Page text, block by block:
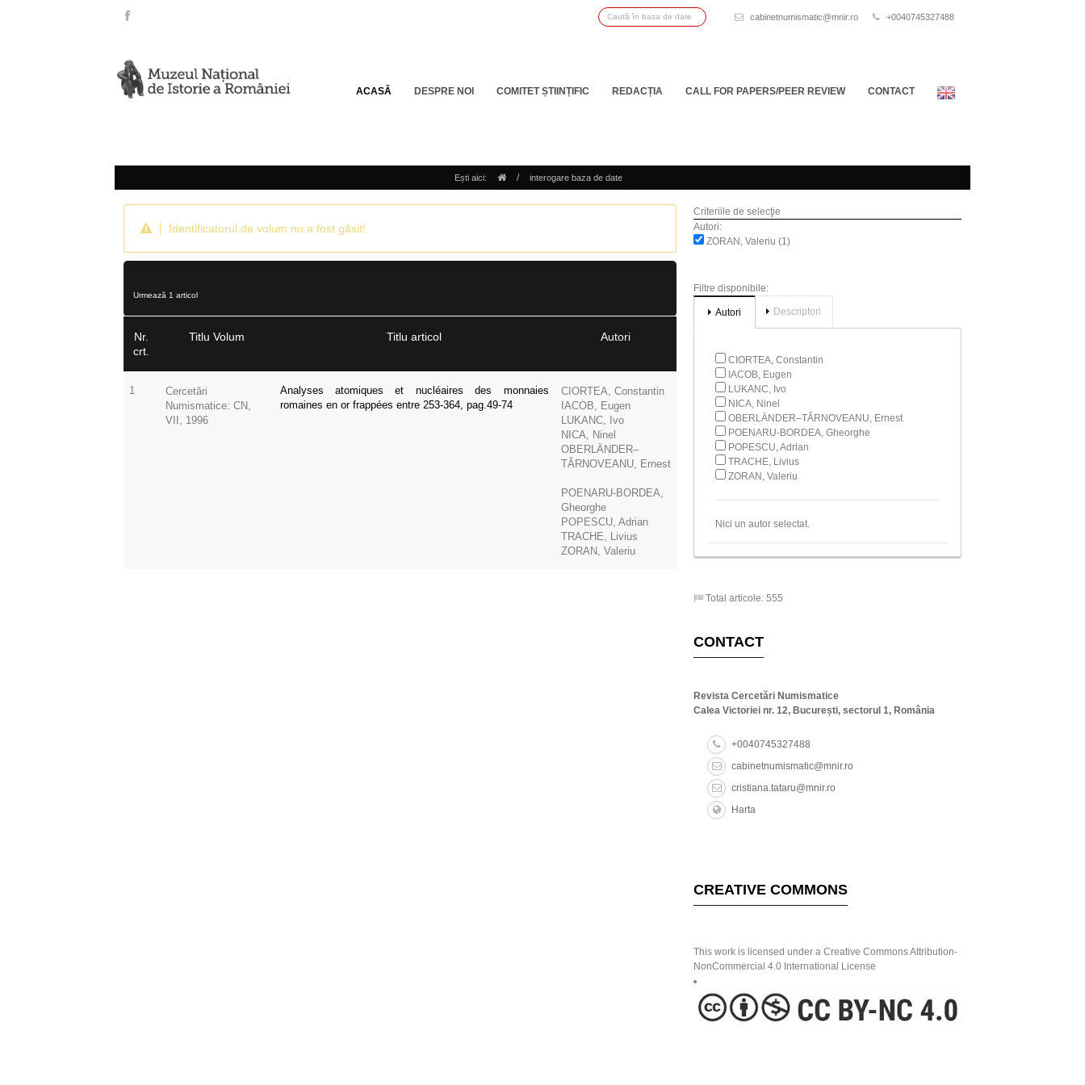
cabinetnumismatic@mnir.ro +0040745327488
ACASĂ DESPRE NOI COMITET ȘTIINȚIFIC REDACȚIA CALL FOR PAPERS/PEER REVIEW CONTACT
Ești aici: / interogare baza de date
Identificatorul de volum nu a fost găsit!
Urmează 1 articol
Nr.
crt.
Titlu Volum Titlu articol Autori
1
Cercetări
Numismatice: CN,
VII, 1996
Analyses atomiques et nucléaires des monnaies
romaines en or frappées entre 253-364, pag.49-74
CIORTEA, Constantin
IACOB, Eugen
LUKANC, Ivo
NICA, Ninel
OBERLÄNDER–
TÂRNOVEANU, Ernest
POENARU-BORDEA,
Gheorghe
POPESCU, Adrian
TRACHE, Livius
ZORAN, Valeriu
Criteriile de selecţie
Autori:
ZORAN, Valeriu (1)
Filtre disponibile:
Autori Descriptori
CIORTEA, Constantin
IACOB, Eugen
LUKANC, Ivo
NICA, Ninel
OBERLÄNDER–TÂRNOVEANU, Ernest
POENARU-BORDEA, Gheorghe
POPESCU, Adrian
TRACHE, Livius
ZORAN, Valeriu
Nici un autor selectat.
Total articole: 555
CONTACT
Revista Cercetări Numismatice
Calea Victoriei nr. 12, București, sectorul 1, România
+0040745327488
cabinetnumismatic@mnir.ro
cristiana.tataru@mnir.ro
Harta
CREATIVE COMMONS
This work is licensed under a Creative Commons Attribution-
NonCommercial 4.0 International License